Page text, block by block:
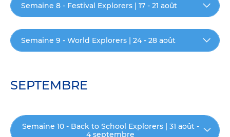
Semaine 8 - Festival Explorers | 17 - 21 août
Semaine 9 - World Explorers | 24 - 28 août
SEPTEMBRE
Semaine 10 - Back to School Explorers | 31 août -
4 septembre